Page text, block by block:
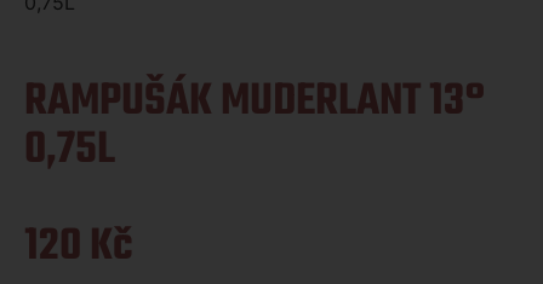
RAMPUŠÁK MUDERLANT 13°
0,75L
120Kč